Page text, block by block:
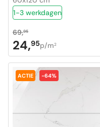
1-3 werkdagen
69,95
Oorspronkelijke
prijs
was:
69,95.
24,95
Huidige
prijs
is:
24,95.
p/m2
ACTIE -64%